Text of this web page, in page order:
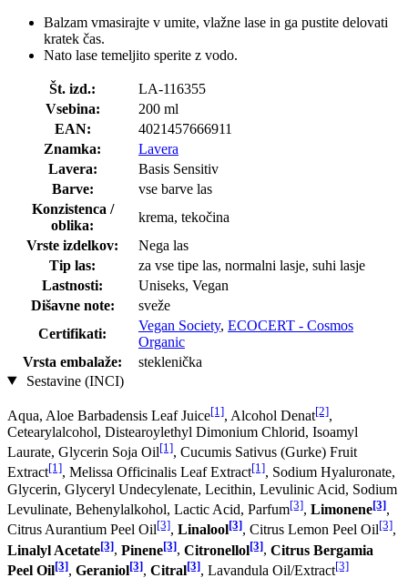
Balzam vmasirajte v umite, vlažne lase in ga pustite delovati
kratek čas.
Nato lase temeljito sperite z vodo.
Št. izd.:
LA-116355
Vsebina:
200 ml
EAN:
4021457666911
Znamka:
Lavera
Lavera:
Basis Sensitiv
Barve:
vse barve las
Konzistenca /
oblika:
krema, tekočina
Vrste izdelkov:
Nega las
Tip las:
za vse tipe las, normalni lasje, suhi lasje
Lastnosti:
Uniseks, Vegan
Dišavne note:
sveže
Certifikati:
Vegan Society, ECOCERT - Cosmos
Organic
Vrsta embalaže:
steklenička
Sestavine (INCI)
Aqua, Aloe Barbadensis Leaf Juice[1], Alcohol Denat[2],
Cetearylalcohol, Distearoylethyl Dimonium Chlorid, Isoamyl
Laurate, Glycerin Soja Oil[1], Cucumis Sativus (Gurke) Fruit
Extract[1], Melissa Officinalis Leaf Extract[1], Sodium Hyaluronate,
Glycerin, Glyceryl Undecylenate, Lecithin, Levulinic Acid, Sodium
Levulinate, Behenylalkohol, Lactic Acid, Parfum[3], Limonene[3],
Citrus Aurantium Peel Oil[3], Linalool[3], Citrus Lemon Peel Oil[3],
Linalyl Acetate[3], Pinene[3], Citronellol[3], Citrus Bergamia
Peel Oil[3], Geraniol[3], Citral[3], Lavandula Oil/Extract[3]